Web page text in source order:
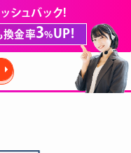
シュバック!
換金率3%UP!